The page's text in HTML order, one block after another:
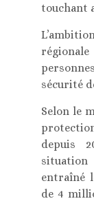
touchant
sécurité
Selon le
depuis
entraîné
de 4